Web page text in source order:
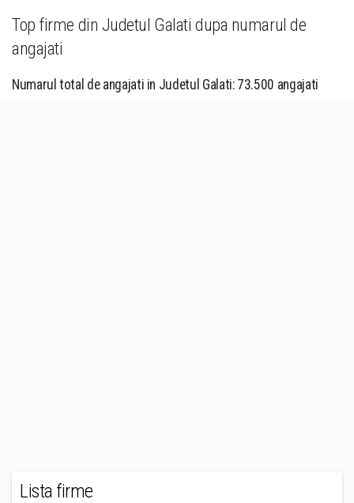
Top firme din Judetul Galati dupa numarul de
angajati
Numarul total de angajati in Judetul Galati: 73.500 angajati
Lista firme